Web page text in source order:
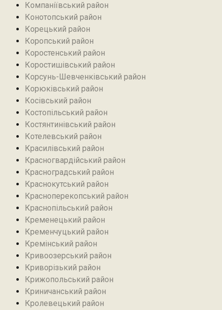
Компаніївський район
Конотопський район
Корецький район
Коропський район
Коростенський район
Коростишівський район‎
Корсунь-Шевченківський район
Корюківський район
Косівський район
Костопільський район
Костянтинівський район‎
Котелевський район
Красилівський район
Красногвардійський район
Красноградський район
Краснокутський район
Красноперекопський район
Краснопільський район
Кременецький район
Кременчуцький район
Кремінський район‎
Кривоозерський район‎
Криворізький район
Крижопольський район
Криничанський район
Кролевецький район‎